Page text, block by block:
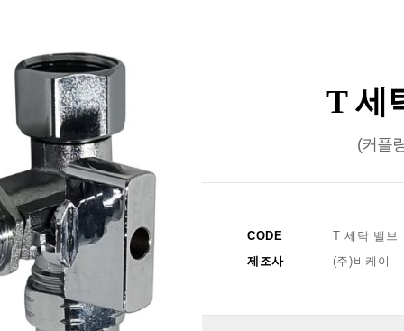
T 세
(커플
CODE
T 세탁 밸브
제조사
(주)비케이